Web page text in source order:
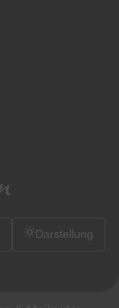
Darstellung